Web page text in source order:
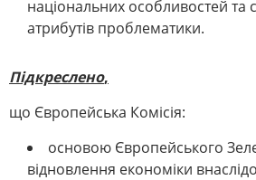
національних особливостей та
атрибутів проблематики.
Підкреслено,
що Європейська Комісія:
основою Європейського
відновлення економіки